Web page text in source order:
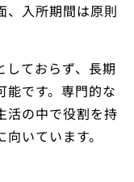
、入所期間は原則
しておらず、長期
能です。専門的な
活の中で役割を持
いています。